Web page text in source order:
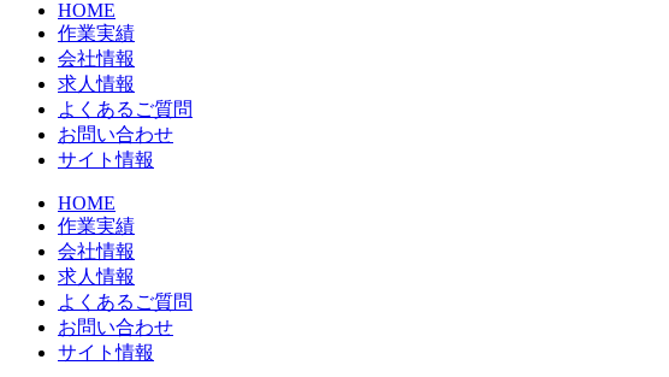
HOME
作業実績
会社情報
求人情報
よくあるご質問
お問い合わせ
サイト情報
HOME
作業実績
会社情報
求人情報
よくあるご質問
お問い合わせ
サイト情報